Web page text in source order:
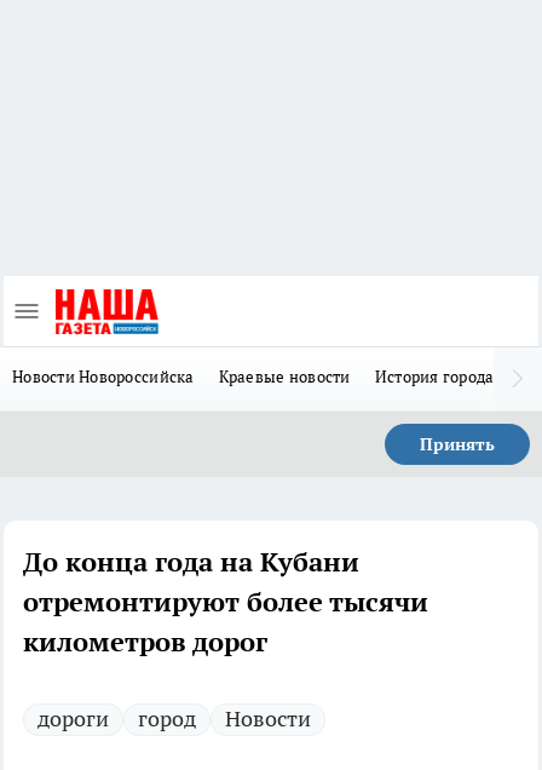
Новости Новороссийска Краевые новости История города Н
Принять
До конца года на Кубани
отремонтируют более тысячи
километров дорог
дороги город Новости